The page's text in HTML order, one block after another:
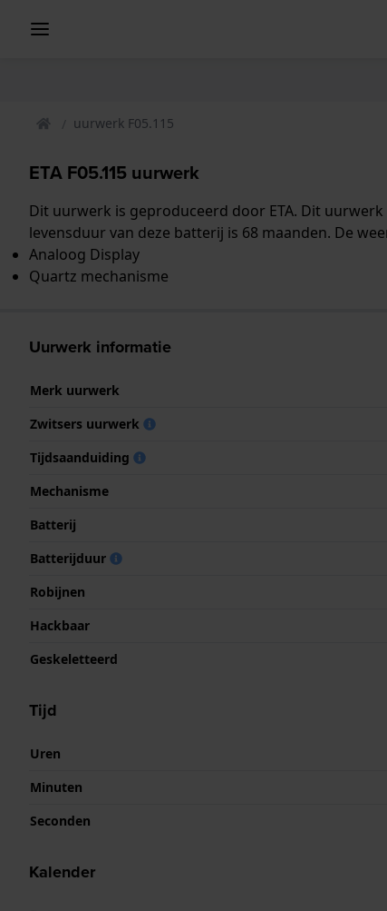
uurwerk F05.115
ETA F05.115 uurwerk
Dit uurwerk is geproduceerd door ETA. Dit uurwerk
levensduur van deze batterij is 68 maanden. De
Analoog Display
Quartz mechanisme
Uurwerk informatie
Merk uurwerk
Zwitsers uurwerk
Tijdsaanduiding
Mechanisme
Batterij
Batterijduur
Robijnen
Hackbaar
Geskeletteerd
Tijd
Uren
Minuten
Seconden
Kalender